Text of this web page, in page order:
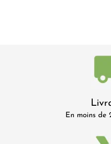
En moins de